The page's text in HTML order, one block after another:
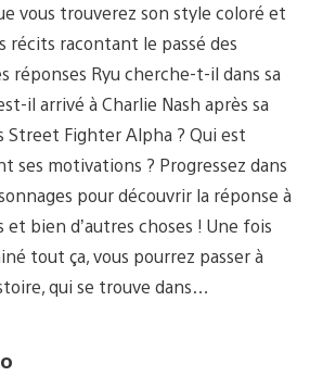
vous trouverez son style coloré et
racontant le passé des
réponses Ryu cherche-t-il dans sa
il arrivé à Charlie Nash après sa
Street Fighter Alpha ? Qui est
ses motivations ? Progressez dans
pour découvrir la réponse à
bien d’autres choses ! Une fois
tout ça, vous pourrez passer à
qui se trouve dans…